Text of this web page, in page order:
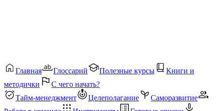
Главная Глоссарий Полезные курсы
Книги и
методички
С чего начать?
Тайм-менеджмент
Целеполагание
Саморазвитие